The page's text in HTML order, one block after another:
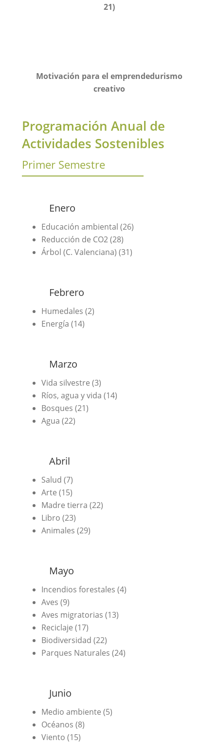
21)
Motivación para el emprendedurismo
creativo
Programación Anual de
Actividades Sostenibles
Primer Semestre
Enero
Educación ambiental (26)
Reducción de CO2 (28)
Árbol (C. Valenciana) (31)
Febrero
Humedales (2)
Energía (14)
Marzo
Vida silvestre (3)
Ríos, agua y vida (14)
Bosques (21)
Agua (22)
Abril
Salud (7)
Arte (15)
Madre tierra (22)
Libro (23)
Animales (29)
Mayo
Incendios forestales (4)
Aves (9)
Aves migratorias (13)
Reciclaje (17)
Biodiversidad (22)
Parques Naturales (24)
Junio
Medio ambiente (5)
Océanos (8)
Viento (15)